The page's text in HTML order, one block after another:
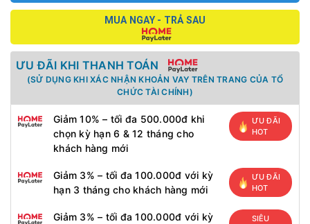
MUA NGAY - TRẢ SAU
ƯU ĐÃI KHI THANH TOÁN
(SỬ DỤNG KHI XÁC NHẬN KHOẢN VAY TRÊN TRANG CỦA TỔ
CHỨC TÀI CHÍNH)
Giảm 10% – tối đa 500.000đ khi
chọn kỳ hạn 6 & 12 tháng cho
khách hàng mới
ƯU ĐÃI
HOT
Giảm 3% – tối đa 100.000đ với kỳ
hạn 3 tháng cho khách hàng mới
ƯU ĐÃI
HOT
Giảm 3% – tối đa 100.000đ với kỳ
SIÊU